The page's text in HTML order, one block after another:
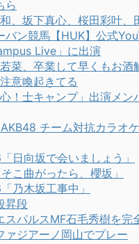
ら
、坂下真心、桜田彩叶、
バン競馬【HUK】公式
Live」に出演
菜、卒業して早くもお酒
意喚起きてる
！士キャンプ」出演メン
チーム対抗カラオ
日向坂で会いましょう」
こ曲がったら、櫻坂」
乃木坂工事中」
昇段
スパルスMF石毛秀樹を完
ジアーノ岡山でプレー